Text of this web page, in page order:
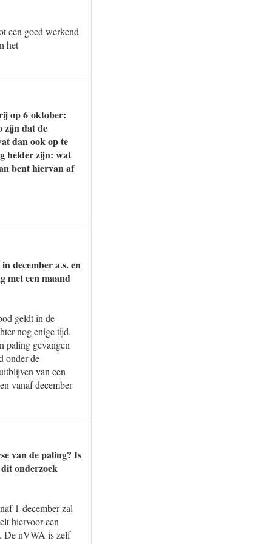
een goed werkend
het
op 6 oktober:
zijn dat de
dan ook op te
helder zijn: wat
bent hiervan af
december a.s. en
met een maand
geldt in de
nog enige tijd.
paling gevangen
onder de
van een
vanaf december
van de paling? Is
onderzoek
1 december zal
hiervoor een
De nVWA is zelf